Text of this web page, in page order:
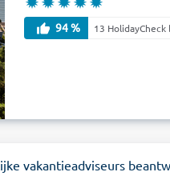
94 % 13
vakantieadviseurs